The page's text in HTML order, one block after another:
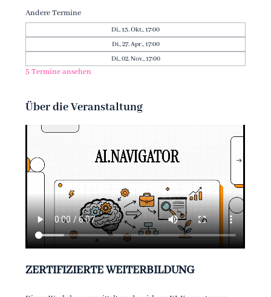
Andere Termine
Di., 13. Okt., 17:00
Di., 27. Apr., 17:00
Di., 02. Nov., 17:00
5 Termine ansehen
Über die Veranstaltung
ZERTIFIZIERTE WEITERBILDUNG